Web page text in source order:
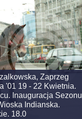
Zaprzeg
'01 19 - 22 Kwietnia.
Inauguracja Sezonu
Indianska.
18.0